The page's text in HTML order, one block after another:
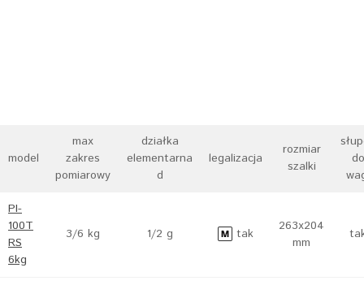
model
max
zakres
pomiarowy
działka
elementarna
d
legalizacja
rozmiar
szalki
do
PI-
100T
RS
6kg
3/6 kg 1/2 g tak
263x204
mm